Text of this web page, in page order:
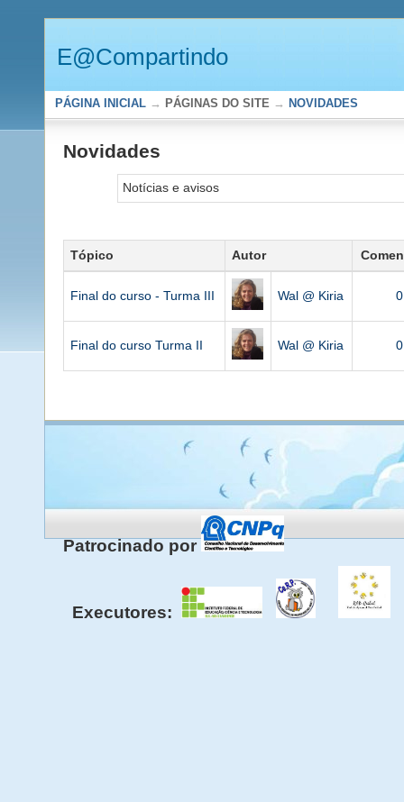
E@Compartindo
PÁGINA INICIAL → PÁGINAS DO SITE → NOVIDADES
Novidades
Notícias e avisos
Tópico Autor
Final do curso - Turma III Wal @ Kiria 0
Final do curso Turma II Wal @ Kiria 0
Patrocinado por
Executores: